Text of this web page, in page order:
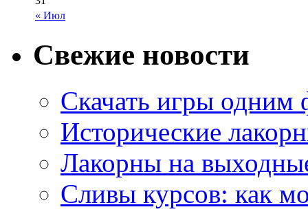
« Июл
Свежие новости
Скачать игры одним
Исторические
Лакорны на
Сливы курсов: как